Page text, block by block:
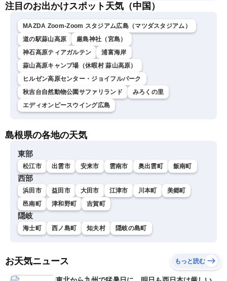
注目のお出かけスポット天気（中国）
MAZDA Zoom-Zoom スタジアム広島（マツダスタジアム）
道の駅蒜山高原
厳島神社（宮島）
神石高原ティアガルテン
浦富海岸
蒜山高原キャンプ場（休暇村 蒜山高原）
ヒルゼン高原センター・ジョイフルパーク
秋吉台自然動物公園サファリランド
みろくの里
エディオンピースウイング広島
島根県の各地の天気
東部
松江市 出雲市 安来市 雲南市 奥出雲町 飯南町
西部
浜田市 益田市 大田市 江津市 川本町
美郷町
邑南町
津和野町 吉賀町
隠岐
海士町 西ノ島町 知夫村 隠岐の島町
お天気ニュース もっと読む